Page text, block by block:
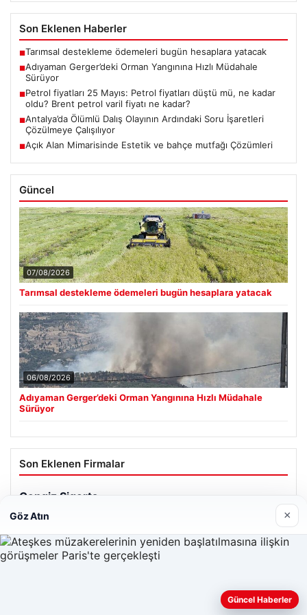
Son Eklenen Haberler
■Tarımsal destekleme ödemeleri bugün hesaplara yatacak
■Adıyaman Gerger’deki Orman Yangınına Hızlı Müdahale
Sürüyor
■Petrol fiyatları 25 Mayıs: Petrol fiyatları düştü mü, ne kadar
oldu? Brent petrol varil fiyatı ne kadar?
■Antalya’da Ölümlü Dalış Olayının Ardındaki Soru İşaretleri
Çözülmeye Çalışılıyor
■Açık Alan Mimarisinde Estetik ve bahçe mutfağı Çözümleri
Güncel
07/08/2026
Tarımsal destekleme ödemeleri bugün hesaplara yatacak
06/08/2026
Adıyaman Gerger’deki Orman Yangınına Hızlı Müdahale
Sürüyor
Son Eklenen Firmalar
Web sitemizi nasıl kullandığınızı daha iyi anlayabilmek,
Göz Atın ×
Güncel Haberler